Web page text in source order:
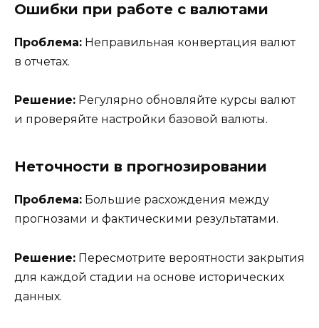
Ошибки при работе с валютами
Проблема: Неправильная конвертация валют
в отчетах.
Решение: Регулярно обновляйте курсы валют
и проверяйте настройки базовой валюты.
Неточности в прогнозировании
Проблема: Большие расхождения между
прогнозами и фактическими результатами.
Решение: Пересмотрите вероятности закрытия
для каждой стадии на основе исторических
данных.